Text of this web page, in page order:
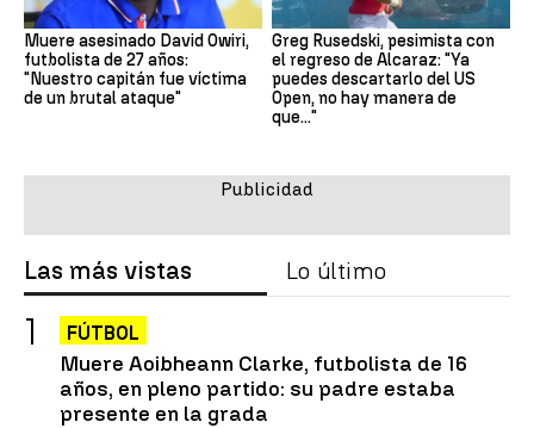
Muere asesinado David Owiri,
futbolista de 27 años:
"Nuestro capitán fue víctima
de un brutal ataque"
Greg Rusedski, pesimista con
el regreso de Alcaraz: "Ya
puedes descartarlo del US
Open, no hay manera de
que..."
Las más vistas Lo último
FÚTBOL
Muere Aoibheann Clarke, futbolista de 16
años, en pleno partido: su padre estaba
presente en la grada